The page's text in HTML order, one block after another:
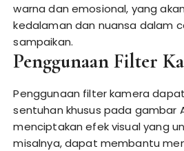
warna dan emosional, yang
kedalaman dan nuansa dalam
sampaikan.
Penggunaan Filter
Penggunaan filter kamera
sentuhan khusus pada gambar
menciptakan efek visual yang
misalnya, dapat membantu